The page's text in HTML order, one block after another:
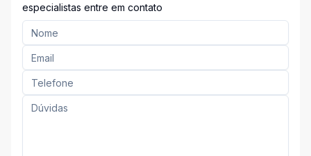
especialistas entre em contato